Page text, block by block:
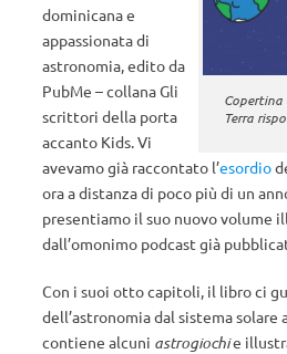
Copertina
Terra
dominicana e
appassionata di
astronomia, edito da
PubMe – collana Gli
scrittori della porta
accanto Kids. Vi
avevamo già raccontato l’esordio
ora a distanza di poco più di un
presentiamo il suo nuovo volume
dall’omonimo podcast già
Con i suoi otto capitoli, il libro ci
dell’astronomia dal sistema solare
contiene alcuni astrogiochie